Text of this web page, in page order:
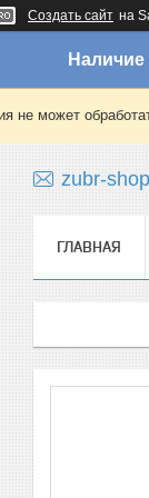
Создать сайт на
Наличие
не может
zubr-
ГЛАВНАЯ